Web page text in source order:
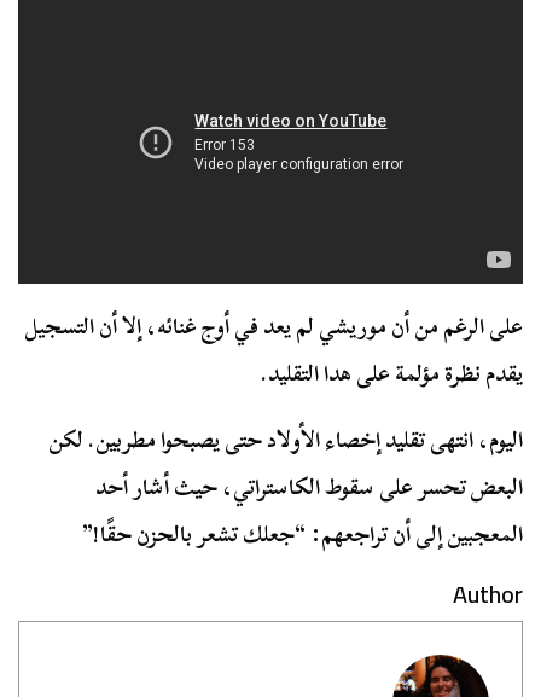
على الرغم من أن موريشي لم يعد في أوج غنائه، إلا أن التسجيل
يقدم نظرة مؤلمة على هدا التقليد.
اليوم، انتهى تقليد إخصاء الأولاد حتى يصبحوا مطربين. لكن
البعض تحسر على سقوط الكاستراتي، حيث أشار أحد
المعجبين إلى أن تراجعهم: “جعلك تشعر بالحزن حقًا!”
Author